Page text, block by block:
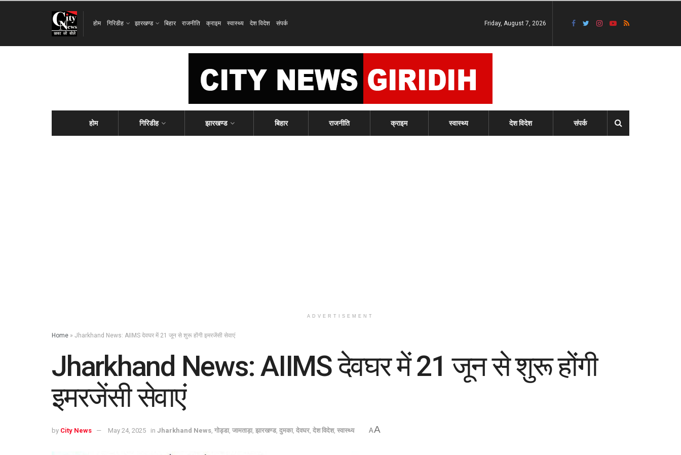
होम गिरिडीह झारखण्ड बिहार राजनीति क्राइम स्वास्थ्य देश विदेश संपर्क Friday, August 7, 2026
होम गिरिडीह झारखण्ड बिहार राजनीति क्राइम स्वास्थ्य देश विदेश संपर्क
ADVERTISEMENT
Home » Jharkhand News: AIIMS देवघर में 21 जून से शुरू होंगी इमरजेंसी सेवाएं
Jharkhand News: AIIMS देवघर में 21 जून से शुरू होंगी
इमरजेंसी सेवाएं
by City News May 24, 2025 in Jharkhand News, गोड्डा, जामताड़ा, झारखण्ड, दुमका, देवघर, देश विदेश, स्वास्थ्य AA